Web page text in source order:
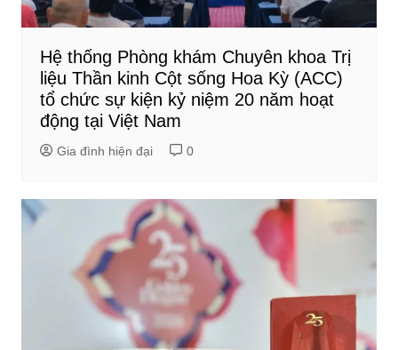
Hệ thống Phòng khám Chuyên khoa Trị
liệu Thần kinh Cột sống Hoa Kỳ (ACC)
tổ chức sự kiện kỷ niệm 20 năm hoạt
động tại Việt Nam
Gia đình hiện đại 0